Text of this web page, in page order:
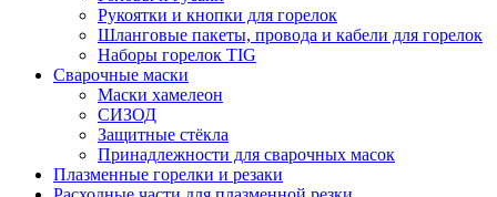
Рукоятки и кнопки для горелок
Шланговые пакеты, провода и кабели для горелок
Наборы горелок TIG
Сварочные маски
Маски хамелеон
СИЗОД
Защитные стёкла
Принадлежности для сварочных масок
Плазменные горелки и резаки